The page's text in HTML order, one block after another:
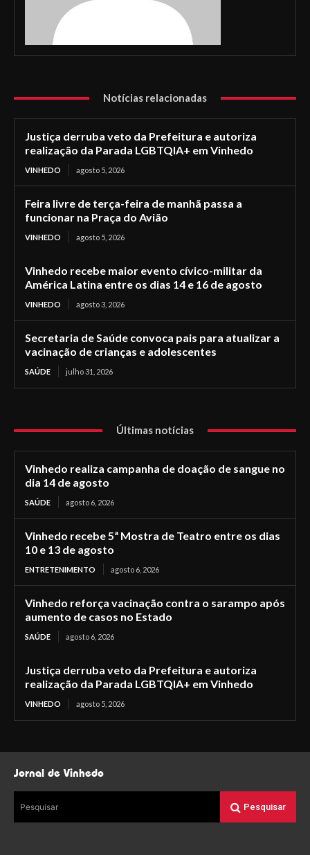
Notícias relacionadas
Justiça derruba veto da Prefeitura e autoriza
realização da Parada LGBTQIA+ em Vinhedo
VINHEDO agosto 5, 2026
Feira livre de terça-feira de manhã passa a
funcionar na Praça do Avião
VINHEDO agosto 5, 2026
Vinhedo recebe maior evento cívico-militar da
América Latina entre os dias 14 e 16 de agosto
VINHEDO agosto 3, 2026
Secretaria de Saúde convoca pais para atualizar a
vacinação de crianças e adolescentes
SAÚDE julho 31, 2026
Últimas notícias
Vinhedo realiza campanha de doação de sangue no
dia 14 de agosto
SAÚDE agosto 6, 2026
Vinhedo recebe 5ª Mostra de Teatro entre os dias
10 e 13 de agosto
ENTRETENIMENTO agosto 6, 2026
Vinhedo reforça vacinação contra o sarampo após
aumento de casos no Estado
SAÚDE agosto 6, 2026
Justiça derruba veto da Prefeitura e autoriza
realização da Parada LGBTQIA+ em Vinhedo
VINHEDO agosto 5, 2026
Jornal de Vinhedo
Pesquisar Pesquisar